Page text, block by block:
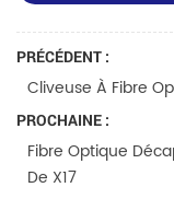
PRÉCÉDENT :
Cliveuse À Fibre
PROCHAINE :
Fibre Optique
De X17